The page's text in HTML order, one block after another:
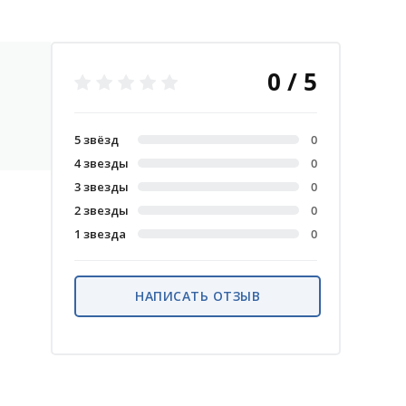
0 / 5
5 звёзд
0
4 звезды
0
3 звезды
0
2 звезды
0
1 звезда
0
НАПИСАТЬ ОТЗЫВ